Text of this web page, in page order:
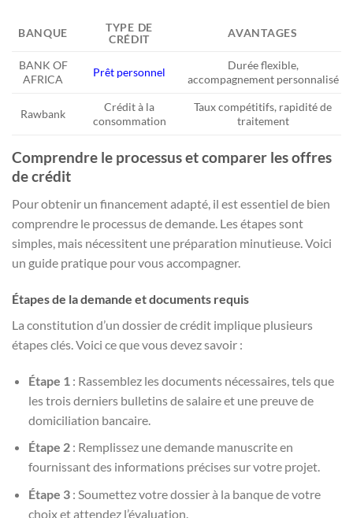
BANQUE
TYPE DE
CRÉDIT
AVANTAGES
BANK OF
AFRICA
Prêt personnel
Durée flexible,
accompagnement personnalisé
Rawbank
Crédit à la
consommation
Taux compétitifs, rapidité de
traitement
Comprendre le processus et comparer les offres
de crédit
Pour obtenir un financement adapté, il est essentiel de bien
comprendre le processus de demande. Les étapes sont
simples, mais nécessitent une préparation minutieuse. Voici
un guide pratique pour vous accompagner.
Étapes de la demande et documents requis
La constitution d’un dossier de crédit implique plusieurs
étapes clés. Voici ce que vous devez savoir :
Étape 1 : Rassemblez les documents nécessaires, tels que
les trois derniers bulletins de salaire et une preuve de
domiciliation bancaire.
Étape 2: Remplissez une demande manuscrite en
fournissant des informations précises sur votre projet.
Étape 3: Soumettez votre dossier à la banque de votre
choix et attendez l’évaluation.